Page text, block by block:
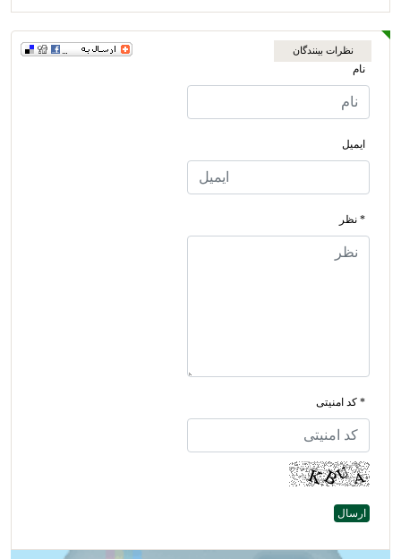
نظرات بینندگان
نام
ایمیل
* نظر
* کد امنیتی